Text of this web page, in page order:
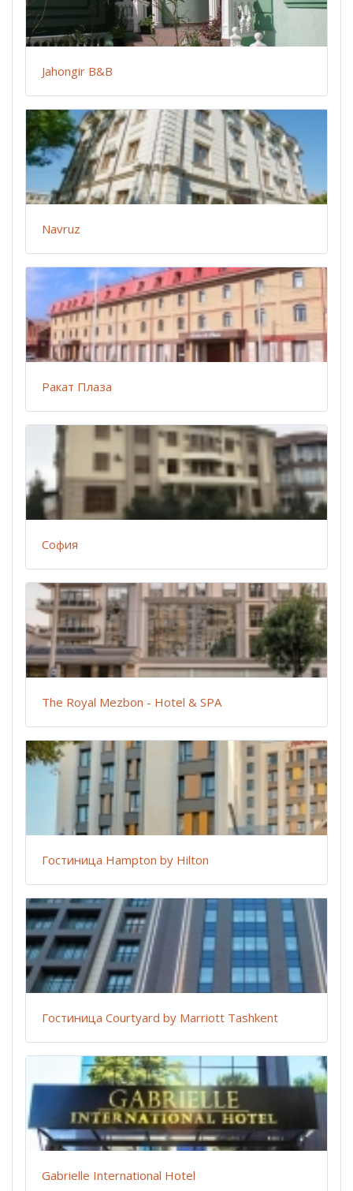
Jahongir B&B
Navruz
Ракат Плаза
София
The Royal Mezbon - Hotel & SPA
Гостиница Hampton by Hilton
Гостиница Courtyard by Marriott Tashkent
Gabrielle International Hotel